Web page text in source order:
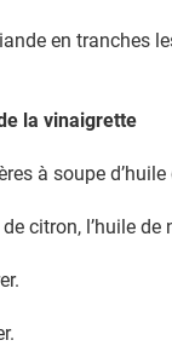
en tranches
la vinaigrette
à soupe
citron, l’huile